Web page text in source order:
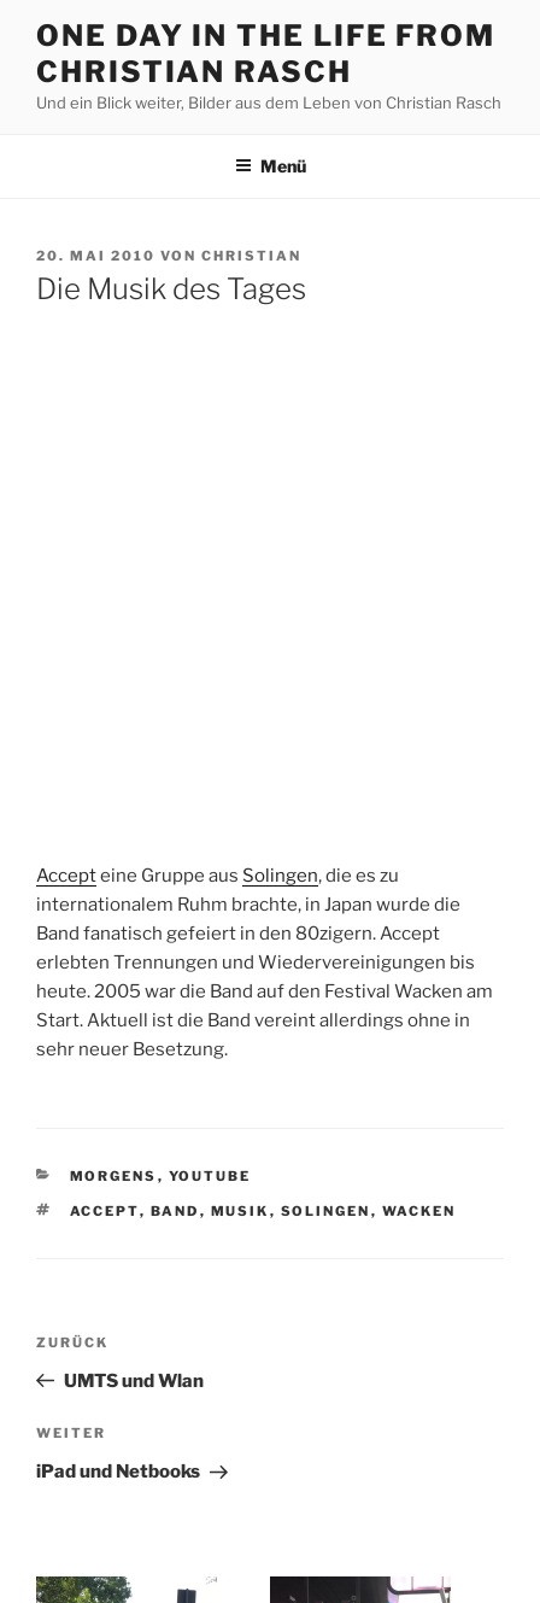
Inhalt
springen
ONE DAY IN THE LIFE FROM
CHRISTIAN RASCH
Und ein Blick weiter, Bilder aus dem Leben von Christian Rasch
Menü
VERÖFFENTLICHT
AM
20. MAI 2010 VON CHRISTIAN
Die Musik des Tages
Accepteine Gruppe aus Solingen, die es zu
internationalem Ruhm brachte, in Japan wurde die
Band fanatisch gefeiert in den 80zigern. Accept
erlebten Trennungen und Wiedervereinigungen bis
heute. 2005 war die Band auf den Festival Wacken am
Start. Aktuell ist die Band vereint allerdings ohne in
sehr neuer Besetzung.
KATEGORIEN
MORGENS , YOUTUBE
SCHLAGWÖRTER
ACCEPT, BAND , MUSIK , SOLINGEN , WACKEN
Beitragsnavigation
Vorheriger
Beitrag
ZURÜCK
UMTS und Wlan
Nächster
Beitrag
WEITER
iPad und Netbooks